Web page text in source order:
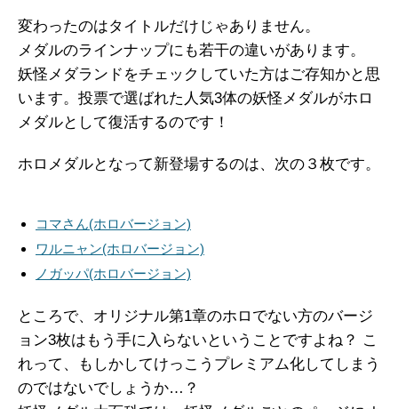
変わったのはタイトルだけじゃありません。
メダルのラインナップにも若干の違いがあります。
妖怪メダランドをチェックしていた方はご存知かと思
います。投票で選ばれた人気3体の妖怪メダルがホロ
メダルとして復活するのです！
ホロメダルとなって新登場するのは、次の３枚です。
コマさん(ホロバージョン)
ワルニャン(ホロバージョン)
ノガッパ(ホロバージョン)
ところで、オリジナル第1章のホロでない方のバージ
ョン3枚はもう手に入らないということですよね？ こ
れって、もしかしてけっこうプレミアム化してしまう
のではないでしょうか…？